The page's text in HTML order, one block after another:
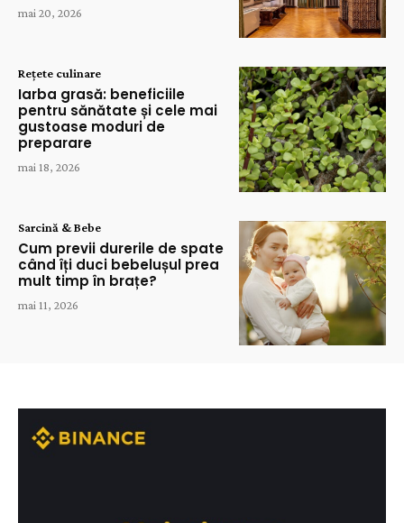
mai 20, 2026
Rețete culinare
Iarba grasă: beneficiile
pentru sănătate și cele mai
gustoase moduri de
preparare
mai 18, 2026
Sarcină & Bebe
Cum previi durerile de spate
când îți duci bebelușul prea
mult timp în brațe?
mai 11, 2026